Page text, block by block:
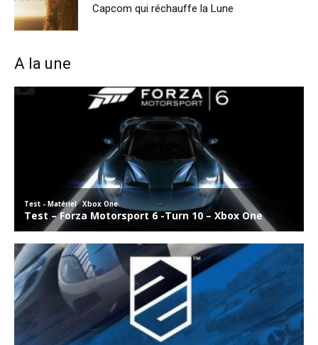
Capcom qui réchauffe la Lune
A la une